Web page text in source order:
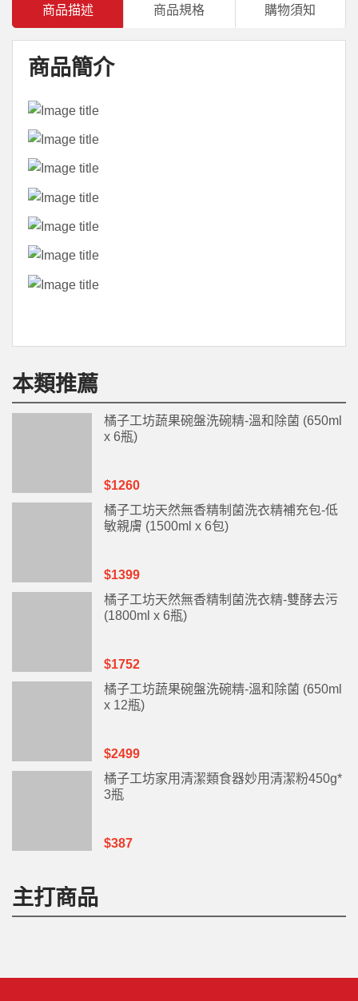
商品描述 商品規格 購物須知
商品簡介
本類推薦
橘子工坊蔬果碗盤洗碗精-溫和除菌 (650ml
x 6瓶)
$1260
橘子工坊天然無香精制菌洗衣精補充包-低
敏親膚 (1500ml x 6包)
$1399
橘子工坊天然無香精制菌洗衣精-雙酵去污
(1800ml x 6瓶)
$1752
橘子工坊蔬果碗盤洗碗精-溫和除菌 (650ml
x 12瓶)
$2499
橘子工坊家用清潔類食器妙用清潔粉450g*
3瓶
$387
主打商品